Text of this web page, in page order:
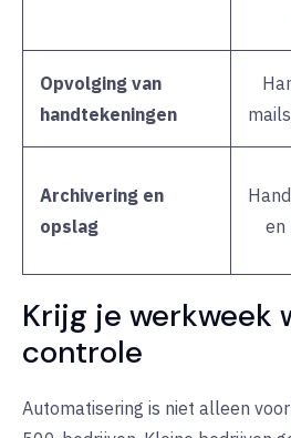
Opvolging van
handtekeningen
Archivering en
opslag
en
Krijg je werkweek
controle
Automatisering is niet alleen